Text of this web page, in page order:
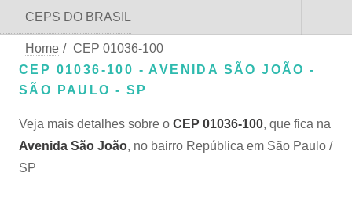
CEPS DO BRASIL
Home / CEP 01036-100
CEP 01036-100 - AVENIDA SÃO JOÃO -
SÃO PAULO - SP
Veja mais detalhes sobre o CEP 01036-100, que fica na
Avenida São João, no bairro República em São Paulo /
SP